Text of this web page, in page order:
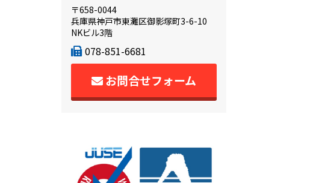
〒658-0044
兵庫県神戸市東灘区御影塚町3-6-10
NKビル3階
078-851-6681
お問合せフォーム